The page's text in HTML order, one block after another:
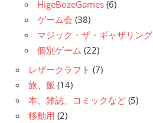
HigeBozeGames (6)
ゲーム会 (38)
マジック・ザ・ギャザリング
個別ゲーム (22)
レザークラフト (7)
旅、飯 (14)
本、雑誌、コミックなど (5)
移動用 (2)